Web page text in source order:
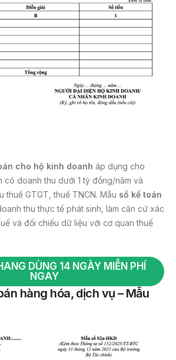
cho hộ kinh doanh áp dụng cho
có doanh thu dưới 1 tỷ đồng/năm và
thuế GTGT, thuế TNCN. Mẫu sổ kế toán
thu thực tế phát sinh, làm căn cứ xác
và đối chiếu dữ liệu với cơ quan thuế
DÙNG 14 NGÀY MIỄN PHÍ
NGAY
hàng hóa, dịch vụ – Mẫu